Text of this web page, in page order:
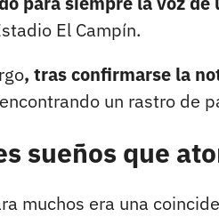
El Campín.
, tras confirmarse la
un rastro de
sueños que
muchos era una